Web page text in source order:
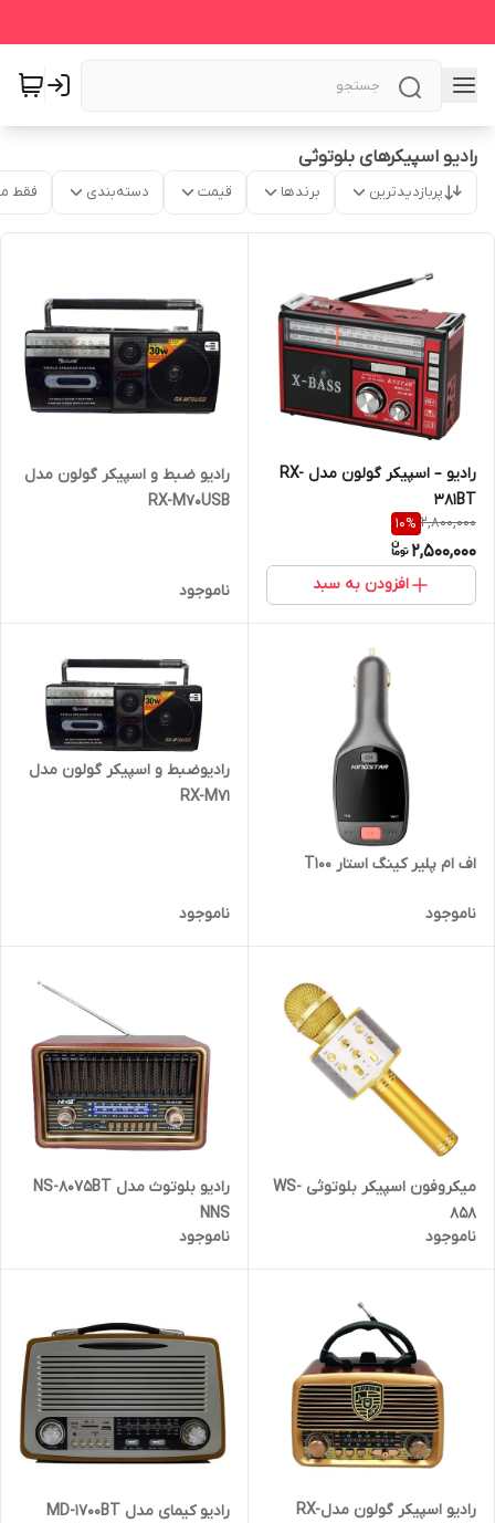
رادیو اسپیکرهای بلوتوثی
پربازدیدترین برندها قیمت دسته‌بندی فقط
رادیو – اسپیکر گولون مدل RX-
381BT
2,800,000
10%
2,500,000
افزودن به سبد
رادیو ضبط و اسپیکر گولون مدل
RX-M70USB
ناموجود
اف ام پلیر کینگ استار T100
ناموجود
رادیوضبط و اسپیکر گولون مدل
RX-M71
ناموجود
میکروفون اسپیکر بلوتوثی WS-
858
ناموجود
رادیو بلوتوث مدل NS-8075BT
NNS
ناموجود
رادیو اسپیکر گولون مدلRX-
رادیو کیمای مدل MD-1700BT